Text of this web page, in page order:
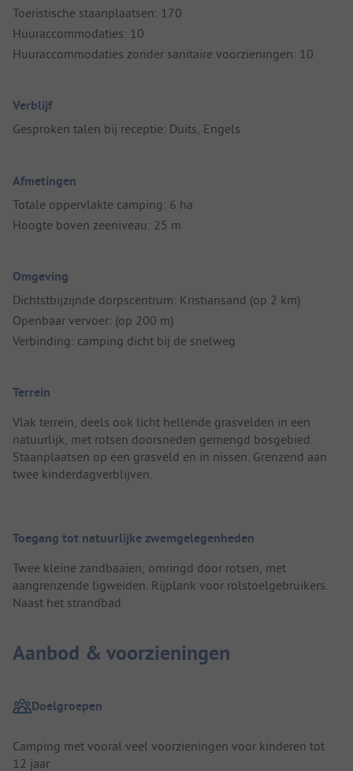
Toeristische staanplaatsen: 170
Huuraccommodaties: 10
Huuraccommodaties zonder sanitaire voorzieningen: 10
Verblijf
Gesproken talen bij receptie: Duits, Engels
Afmetingen
Totale oppervlakte camping: 6 ha
Hoogte boven zeeniveau: 25 m
Omgeving
Dichtstbijzijnde dorpscentrum: Kristiansand (op 2 km)
Openbaar vervoer: (op 200 m)
Verbinding: camping dicht bij de snelweg
Terrein
Vlak terrein, deels ook licht hellende grasvelden in een
natuurlijk, met rotsen doorsneden gemengd bosgebied.
Staanplaatsen op een grasveld en in nissen. Grenzend aan
twee kinderdagverblijven.
Toegang tot natuurlijke zwemgelegenheden
Twee kleine zandbaaien, omringd door rotsen, met
aangrenzende ligweiden. Rijplank voor rolstoelgebruikers.
Naast het strandbad.
Aanbod & voorzieningen
Doelgroepen
Camping met vooral veel voorzieningen voor kinderen tot
12 jaar